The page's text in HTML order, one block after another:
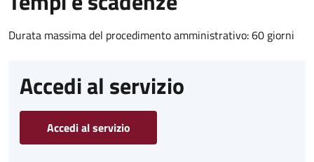
Durata massima del procedimento amministrativo: 60 giorni
Accedi al servizio
Accedi al servizio